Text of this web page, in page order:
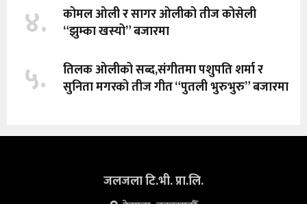
४.
कोमल ओली र सागर ओलीको तीज कोसेली
“झुम्का खस्यो” बजारमा
५.
तिलक ओलीको सब्द,संगीतमा पशुपति शर्मा र
सुनिता मगरको तीज गीत “पुतली भुरुभुरु” बजारमा
जलजला टि.भी. प्रा.लि.